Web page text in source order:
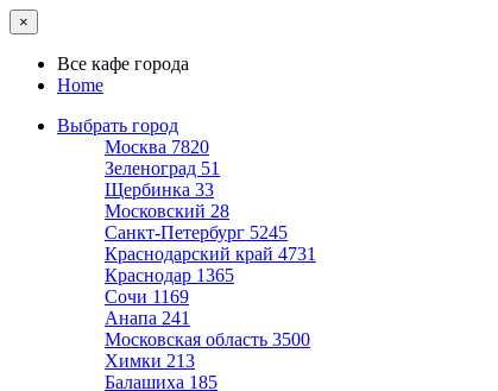
×
Все кафе города
Home
Выбрать город
Москва 7820
Зеленоград 51
Щербинка 33
Московский 28
Санкт-Петербург 5245
Краснодарский край 4731
Краснодар 1365
Сочи 1169
Анапа 241
Московская область 3500
Химки 213
Балашиха 185